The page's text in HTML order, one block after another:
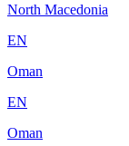
North Macedonia
EN
Oman
EN
Oman